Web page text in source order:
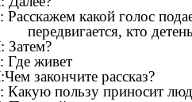
: Расскажем какой голос
передвигается, кто
: Затем?
: Где живет
:Чем закончите рассказ?
: Какую пользу приносит